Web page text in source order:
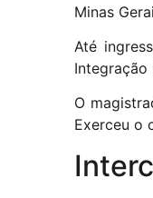
Minas
Até
Integração
O
Exerceu o